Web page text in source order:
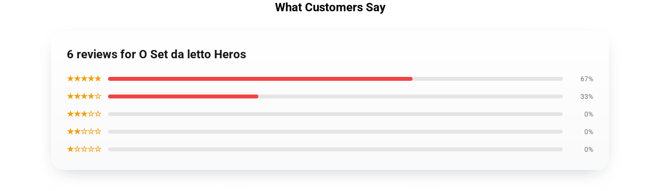
What Customers Say
6 reviews for O Set da letto Heros
★★★★★ 67%
★★★★☆ 33%
★★★☆☆ 0%
★★☆☆☆ 0%
★☆☆☆☆ 0%